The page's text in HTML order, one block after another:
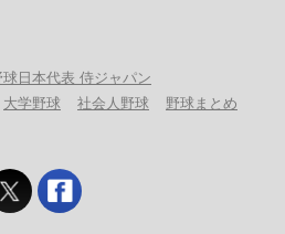
球日本代表 侍ジャパン
大学野球 社会人野球 野球まとめ